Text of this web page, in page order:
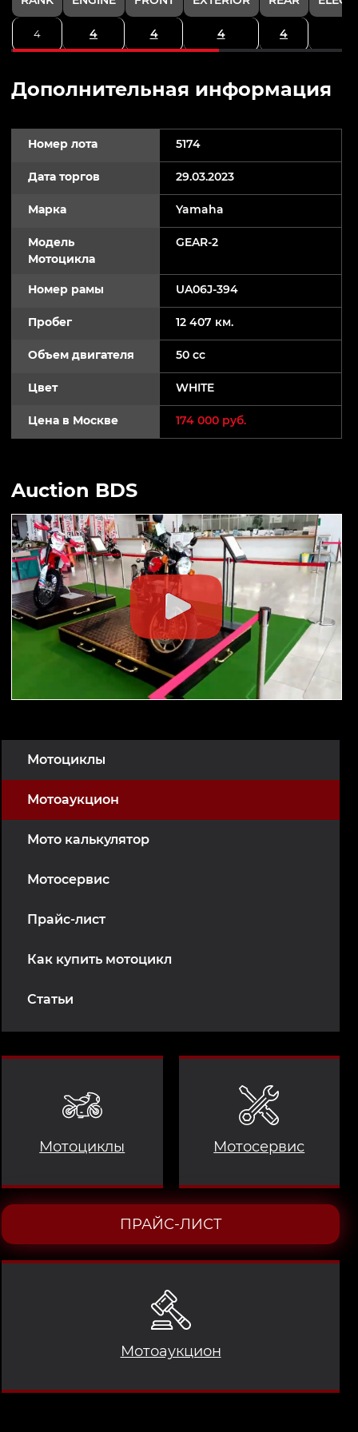
Мотоциклы
Мотоаукцион
Мото калькулятор
Мотосервис
Прайс-лист
Как купить мотоцикл
Статьи
Мотоциклы
Мотоаукцион
Мотосервис
ПРАЙС-ЛИСТ
4 4 4 4 4
Дополнительная информация
Номер лота 5174
Дата торгов 29.03.2023
Марка Yamaha
Модель
Мотоцикла
GEAR-2
Номер рамы UA06J-394
Пробег 12 407 км.
Объем двигателя 50 cc
Цвет WHITE
Цена в Москве 174 000 руб.
Auction BDS